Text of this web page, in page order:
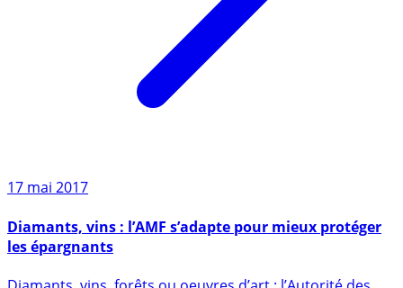
17 mai 2017
Diamants, vins : l’AMF s’adapte pour mieux protéger
les épargnants